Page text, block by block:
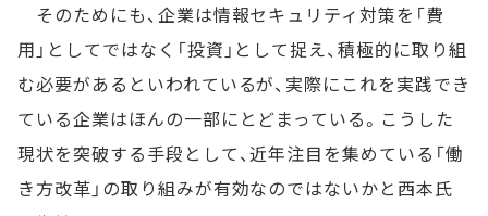
そのためにも、企業は情報セキュリティ対策を「費
用」としてではなく「投資」として捉え、積極的に取り組
む必要があるといわれているが、実際にこれを実践でき
ている企業はほんの一部にとどまっている。こうした
現状を突破する手段として、近年注目を集めている「働
き方改革」の取り組みが有効なのではないかと西本氏